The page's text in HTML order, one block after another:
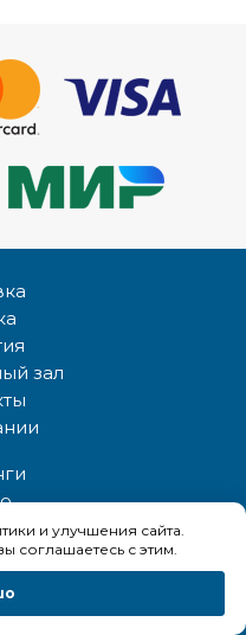
зал
и улучшения сайта.
соглашаетесь с этим.